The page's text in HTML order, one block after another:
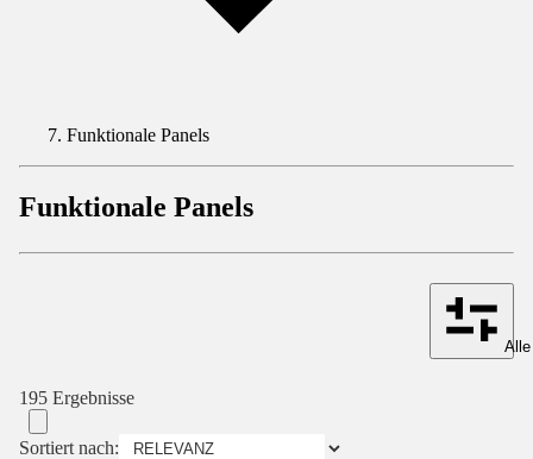
Funktionale Panels
Funktionale Panels
195 Ergebnisse
Sortiert nach: